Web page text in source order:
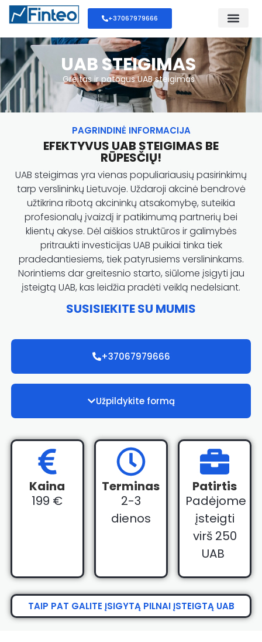
+37067979666
UAB STEIGIMAS
Greitas ir patogus UAB steigimas
PAGRINDINĖ INFORMACIJA
EFEKTYVUS UAB STEIGIMAS BE
RŪPESČIŲ!
UAB steigimas yra vienas populiariausių pasirinkimų
tarp verslininkų Lietuvoje. Uždaroji akcinė bendrovė
užtikrina ribotą akcininkų atsakomybę, suteikia
profesionalų įvaizdį ir patikimumą partnerių bei
klientų akyse. Dėl aiškios struktūros ir galimybės
pritraukti investicijas UAB puikiai tinka tiek
pradedantiesiems, tiek patyrusiems verslininkams.
Norintiems dar greitesnio starto, siūlome įsigyti jau
įsteigtą UAB, kas leidžia pradėti veiklą nedelsiant.
SUSISIEKITE SU MUMIS
+37067979666
Užpildykite formą
Kaina
199 €
Terminas
2-3
dienos
Patirtis
Padėjome
įsteigti
virš 250
UAB
TAIP PAT GALITE ĮSIGYTĄ PILNAI ĮSTEIGTĄ UAB